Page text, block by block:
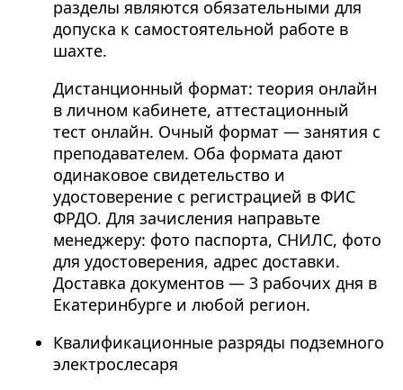
разделы являются обязательными для
допуска к самостоятельной работе в
шахте.
Дистанционный формат: теория онлайн
в личном кабинете, аттестационный
тест онлайн. Очный формат — занятия с
преподавателем. Оба формата дают
одинаковое свидетельство и
удостоверение с регистрацией в ФИС
ФРДО. Для зачисления направьте
менеджеру: фото паспорта, СНИЛС, фото
для удостоверения, адрес доставки.
Доставка документов — 3 рабочих дня в
Екатеринбурге и любой регион.
Квалификационные разряды подземного
электрослесаря